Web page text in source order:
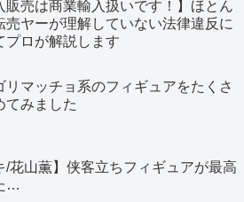
販売は商業輸入扱いです！】ほとん
売ヤーが理解していない法律違反に
プロが解説します
リマッチョ系のフィギュアをたくさ
てみました
/花山薫】侠客立ちフィギュアが最高
…